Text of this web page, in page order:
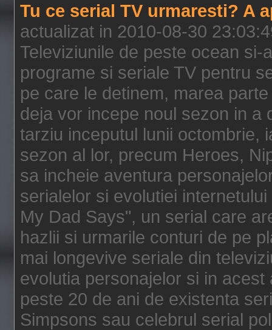
Tu ce serial TV urmaresti? A
actualizat in 2010-08-30
Televiziunile de peste ocean si-
programe si seriale TV pentru
pe care le detinem, marea
deja vor incepe noul sezon in a
tarziu inceputul lunii octombrie,
sezon al lor, precum Heroes,
sa incheie aventura
serialelor si evolutiei
My Dad Says", un serial care
hazlii si urmarile conturi de pe
mai longevive seriale din
evolutia personajelor si in
peste 20 de ani de existenta
Simpsons sau celebrul serial